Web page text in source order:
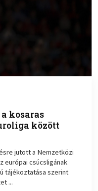
kosaras
között
jutott a Nemzetközi
európai csúcsligának
tájékoztatása szerint
...